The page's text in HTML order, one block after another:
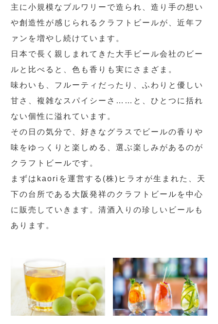
主に小規模なブルワリーで造られ、造り手の想い
や創造性が感じられるクラフトビールが、近年フ
ァンを増やし続けています。
日本で長く親しまれてきた大手ビール会社のビー
ルと比べると、色も香りも実にさまざま。
味わいも、フルーティだったり、ふわりと優しい
甘さ、複雑なスパイシーさ……と、ひとつに括れ
ない個性に溢れています。
その日の気分で、好きなグラスでビールの香りや
味をゆっくりと楽しめる、選ぶ楽しみがあるのが
クラフトビールです。
まずはkaoriを運営する(株)ヒラオが生まれた、天
下の台所である大阪発祥のクラフトビールを中心
に販売していきます。清酒入りの珍しいビールも
あります。